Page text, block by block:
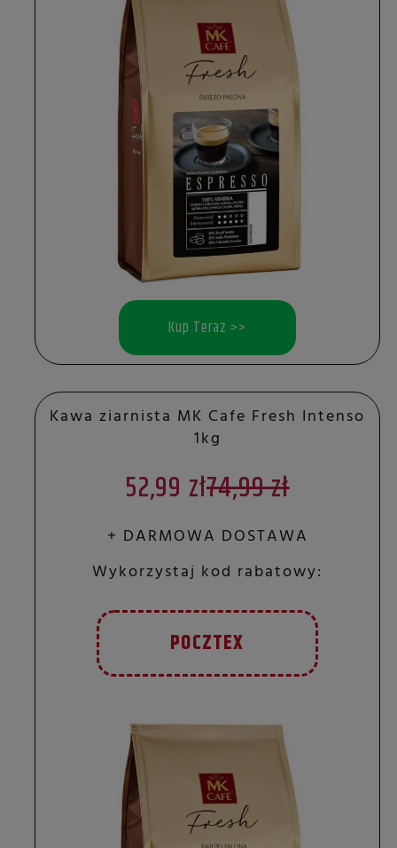
Kup Teraz >>
Kawa ziarnista MK Cafe Fresh Intenso
1kg
52,99 zł74,99 zł
+ DARMOWA DOSTAWA
Wykorzystaj kod rabatowy:
POCZTEX